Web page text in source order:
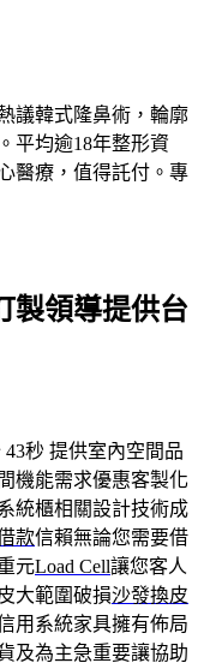
議韓式隆鼻術，輪廓
平均逾18年整形資
醫療，值得託付。專
製領導提供台
43秒 提供室內空間品
機能需求優惠客製化
統櫃相關設計技術成
款信賴無論您需要借
元Load Cell讓您客人
大範圍破損沙發換皮
用系統家具擁有佈局
及為主急重要讓協助